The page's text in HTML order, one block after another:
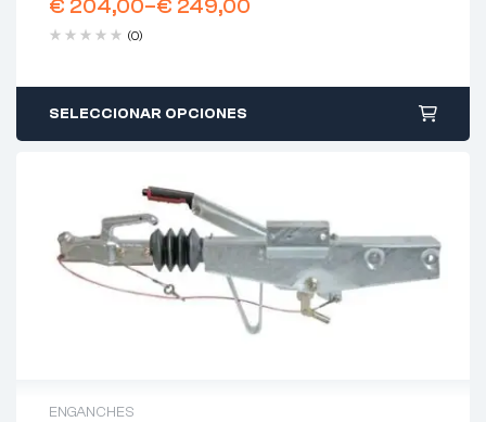
€ 204,00–€ 249,00
(0)
SELECCIONAR OPCIONES
ENGANCHES